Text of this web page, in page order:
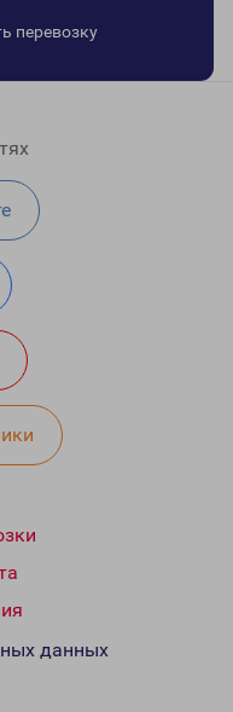
перевозку
данных